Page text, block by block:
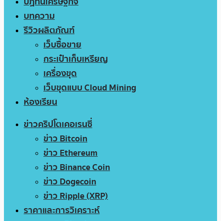
บทความ
รีวิวผลิตภัณฑ์
เว็บซื้อขาย
กระเป๋าเก็บเหรียญ
เครื่องขุด
เว็บขุดแบบ Cloud Mining
ห้องเรียน
ข่าวคริปโตเคอเรนซี่
ข่าว Bitcoin
ข่าว Ethereum
ข่าว Binance Coin
ข่าว Dogecoin
ข่าว Ripple (XRP)
ราคาและการวิเคราะห์